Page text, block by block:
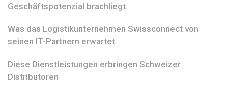
Geschäftspotenzial brachliegt
Was das Logistikunternehmen Swissconnect von
seinen IT-Partnern erwartet
Diese Dienstleistungen erbringen Schweizer
Distributoren